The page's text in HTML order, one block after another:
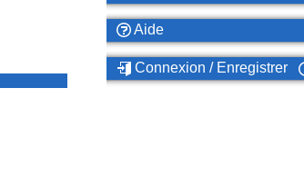
Aide
Connexion / Enregistrer